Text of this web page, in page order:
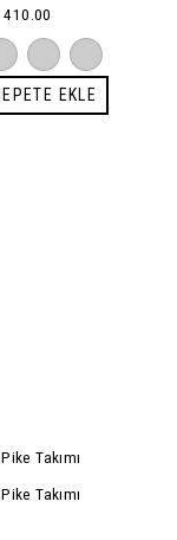
410.00
EKLE
Takımı
Takımı